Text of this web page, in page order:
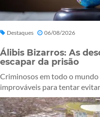
Destaques 06/08/2026
Álibis Bizarros: As
escapar da prisão
Criminosos em todo o
improváveis para tentar evitar